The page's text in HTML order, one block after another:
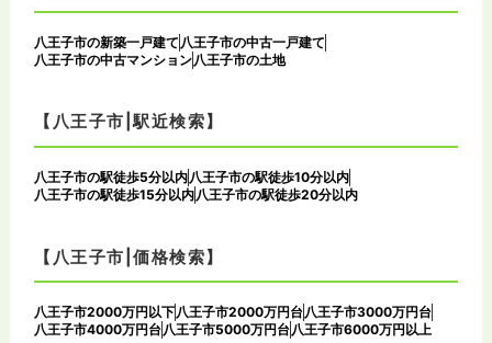
八王子市の新築一戸建て 八王子市の中古一戸建て
八王子市の中古マンション 八王子市の土地
【八王子市|駅近検索】
八王子市の駅徒歩5分以内八王子市の駅徒歩10分以内
八王子市の駅徒歩15分以内八王子市の駅徒歩20分以内
【八王子市|価格検索】
八王子市2000万円以下八王子市2000万円台八王子市3000万円台
八王子市4000万円台八王子市5000万円台八王子市6000万円以上